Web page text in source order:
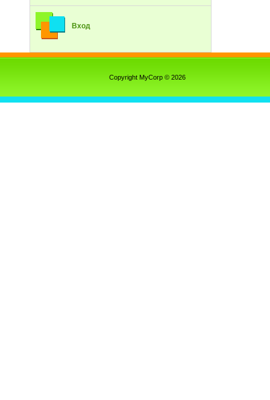
Вход
Copyright MyCorp © 2026